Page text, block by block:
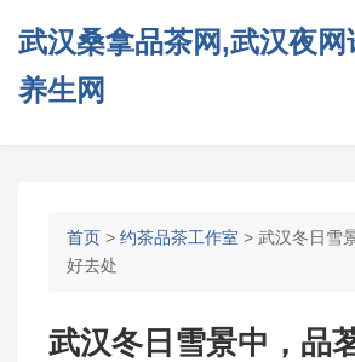
武汉桑拿品茶网,武汉夜
养生网
首页 > 约茶品茶工作室 > 武汉冬日雪
好去处
武汉冬日雪景中，品